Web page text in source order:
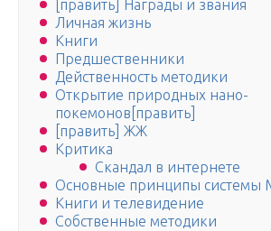
[править] Награды и звания
Личная жизнь
Книги
Предшественники
Действенность методики
Открытие природных нано-
покемонов[править]
[править] ЖЖ
Критика
Скандал в интернете
Основные принципы системы
Книги и телевидение
Собственные методики